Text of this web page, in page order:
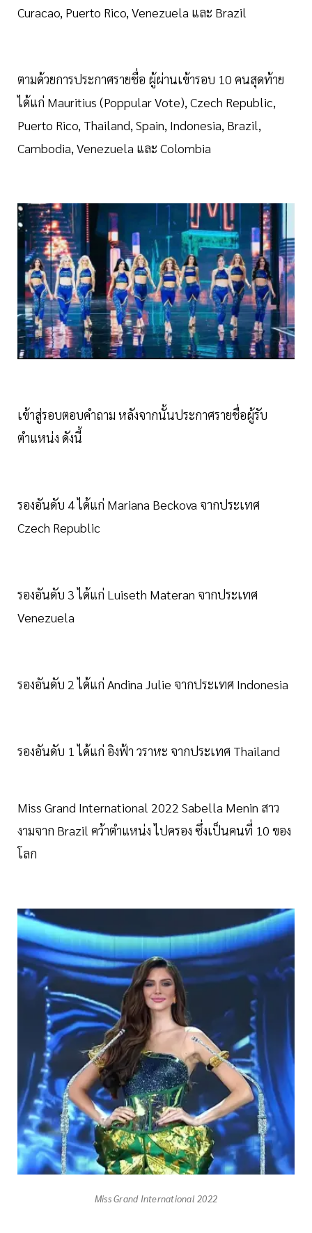
Curacao, Puerto Rico, Venezuela และ Brazil
ตามด้วยการประกาศรายชื่อ ผู้ผ่านเข้ารอบ 10 คนสุดท้าย
ได้แก่ Mauritius (Poppular Vote), Czech Republic,
Puerto Rico, Thailand, Spain, Indonesia, Brazil,
Cambodia, Venezuela และ Colombia
เข้าสู่รอบตอบคำถาม หลังจากนั้นประกาศรายชื่อผู้รับ
ตำแหน่ง ดังนี้
รองอันดับ 4 ได้แก่ Mariana Beckova จากประเทศ
Czech Republic
รองอันดับ 3 ได้แก่ Luiseth Materan จากประเทศ
Venezuela
รองอันดับ 2 ได้แก่ Andina Julie จากประเทศ Indonesia
รองอันดับ 1 ได้แก่ อิงฟ้า วราหะ จากประเทศ Thailand
Miss Grand International 2022 Sabella Menin สาว
งามจาก Brazil คว้าตำแหน่ง ไปครอง ซึ่งเป็นคนที่ 10 ของ
โลก
Miss Grand International 2022